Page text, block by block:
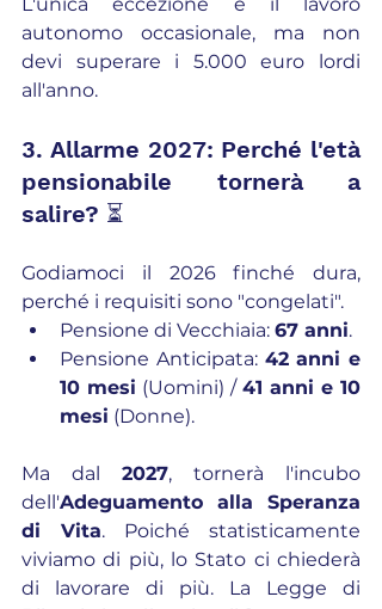
autonomo occasionale, ma non
devi superare i 5.000 euro lordi
all'anno.
3. Allarme 2027: Perché l'età
pensionabile tornerà a
salire? ⏳
Godiamoci il 2026 finché dura,
perché i requisiti sono "congelati".
Pensione di Vecchiaia: 67 anni.
Pensione Anticipata: 42 anni e
10 mesi (Uomini) / 41 anni e 10
mesi (Donne).
Ma dal 2027, tornerà l'incubo
dell'Adeguamento alla Speranza
di Vita. Poiché statisticamente
viviamo di più, lo Stato ci chiederà
di lavorare di più. La Legge di